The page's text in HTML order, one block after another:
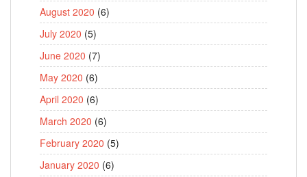
August 2020 (6)
July 2020 (5)
June 2020 (7)
May 2020 (6)
April 2020 (6)
March 2020 (6)
February 2020 (5)
January 2020 (6)